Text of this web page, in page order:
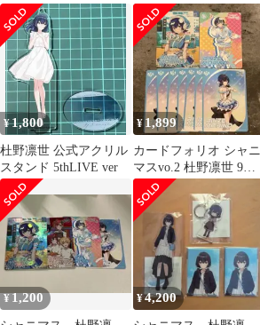
¥1,800
杜野凛世 公式アクリル
スタンド 5thLIVE ver
¥ 1,899
カードフォリオ シャニ
マスvo.2 杜野凛世 9枚
セット SSR R N
¥1,200 ¥4,200